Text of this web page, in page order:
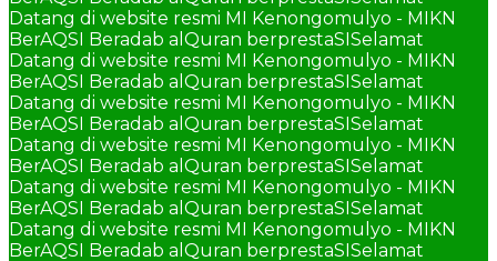
Datang di website resmi MI Kenongomulyo - MIKN
BerAQSI Beradab alQuran berprestaSISelamat
Datang di website resmi MI Kenongomulyo - MIKN
BerAQSI Beradab alQuran berprestaSISelamat
Datang di website resmi MI Kenongomulyo - MIKN
BerAQSI Beradab alQuran berprestaSISelamat
Datang di website resmi MI Kenongomulyo - MIKN
BerAQSI Beradab alQuran berprestaSISelamat
Datang di website resmi MI Kenongomulyo - MIKN
BerAQSI Beradab alQuran berprestaSISelamat
Datang di website resmi MI Kenongomulyo - MIKN
BerAQSI Beradab alQuran berprestaSISelamat